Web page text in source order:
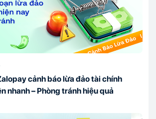
cảnh báo lừa đảo tài chính
nhanh – Phòng tránh hiệu quả